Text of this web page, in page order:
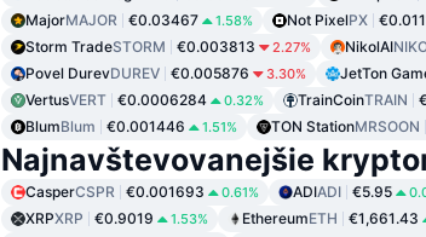
MajorMAJOR €0.03467 1.58% Not PixelPX
Storm TradeSTORM €0.003813 2.27% NikolAI
Povel DurevDUREV €0.005876 3.30% JetTon
VertusVERT €0.0006284 0.32% TrainCoinTRAIN
BlumBlum €0.001446 1.51% TON StationMRSOON
Najnavštevovanejšie
CasperCSPR €0.001693 0.61% ADIADI €5.95
XRPXRP €0.9019 1.53% EthereumETH €1,661.43